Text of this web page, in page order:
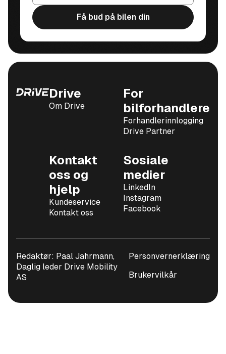
Få bud på bilen din
Drive
Om Drive
For
bilforhandlere
Forhandlerinnlogging
Drive Partner
Kontakt
oss og
hjelp
Kundeservice
Kontakt oss
Sosiale
medier
LinkedIn
Instagram
Facebook
Redaktør: Paal Jahrmann,
Daglig leder Drive Mobility
AS
Personvernerklæring
Brukervilkår